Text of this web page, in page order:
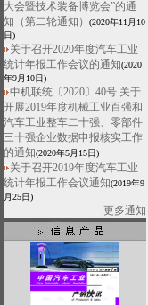
大会暨技术装备博览会”的通
知（第二轮通知）
(2020年11月10
日)
关于召开2020年度汽车工业
统计年报工作会议的通知(2020
年9月10日)
中机联统〔2020〕40号 关于
开展2019年度机械工业百强和
汽车工业整车二十强、零部件
三十强企业数据申报核实工作
的通知(2020年5月15日)
关于召开2019年度汽车工业
统计年报工作会议通知(2019年9
月25日)
更多通知